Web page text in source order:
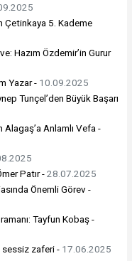
Çetinkaya 5. Kademe
Hazım Özdemir’in Gurur
Yazar - 10.09.2025
Tunçel’den Büyük Başarı
Alagaş’a Anlamlı Vefa -
Patır -28.07.2025
Önemli Görev -
Tayfun Kobaş -
sessiz zaferi - 17.06.2025